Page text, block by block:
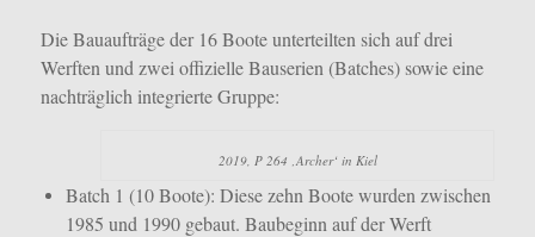
Die Bauaufträge der 16 Boote unterteilten sich auf drei
Werften und zwei offizielle Bauserien (Batches) sowie eine
nachträglich integrierte Gruppe:
2019, P 264 ‚Archer‘ in Kiel
Batch 1 (10 Boote): Diese zehn Boote wurden zwischen
1985 und 1990 gebaut. Baubeginn auf der Werft